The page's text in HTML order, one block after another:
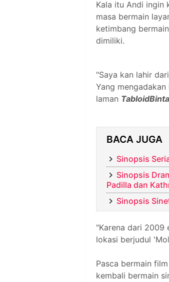
Kala itu Andi ingin
masa bermain
ketimbang
dimiliki.
"Saya kan lahir
Yang
laman
BACA JUGA
Sinopsis
Sinopsis
Padilla dan
Sinopsis
"Karena dari 2009
lokasi berjudul
Pasca bermain
kembali bermain